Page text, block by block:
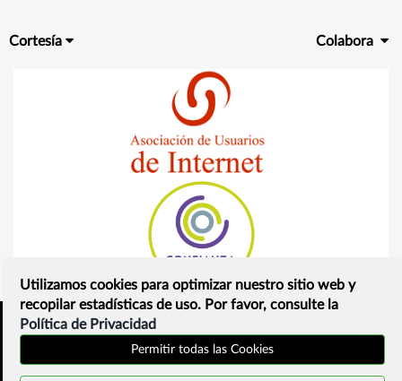
Cortesía Colabora
Política de privacidad
¿Que es?
Utilizamos cookies para optimizar nuestro sitio web y
recopilar estadísticas de uso. Por favor, consulte la
Política de Privacidad
Permitir todas las Cookies